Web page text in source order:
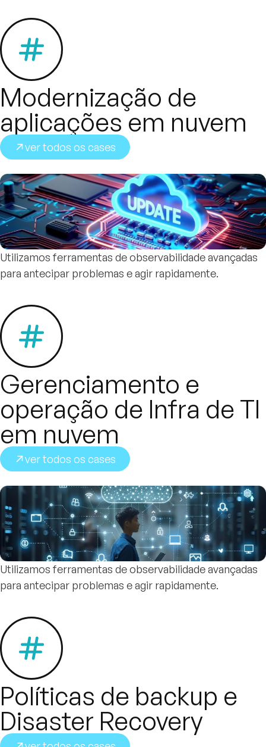
Modernização de
aplicações em nuvem
ver todos os cases
Utilizamos ferramentas de observabilidade avançadas
para antecipar problemas e agir rapidamente.
Gerenciamento e
operação de Infra de TI
em nuvem
ver todos os cases
Utilizamos ferramentas de observabilidade avançadas
para antecipar problemas e agir rapidamente.
Políticas de backup e
Disaster Recovery